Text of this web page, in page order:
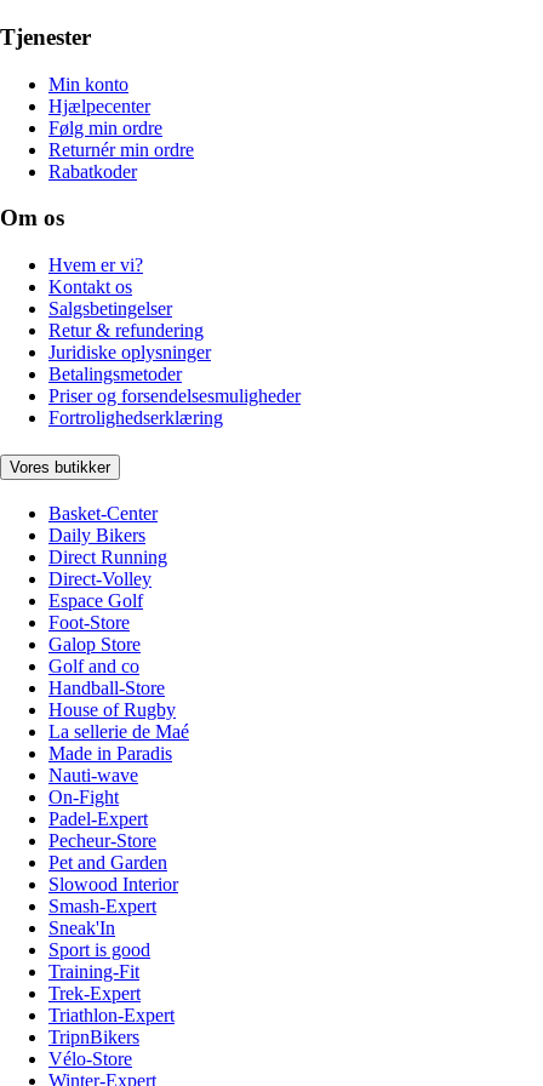
Tjenester
Min konto
Hjælpecenter
Følg min ordre
Returnér min ordre
Rabatkoder
Om os
Hvem er vi?
Kontakt os
Salgsbetingelser
Retur & refundering
Juridiske oplysninger
Betalingsmetoder
Priser og forsendelsesmuligheder
Fortrolighedserklæring
Vores butikker
Basket-Center
Daily Bikers
Direct Running
Direct-Volley
Espace Golf
Foot-Store
Galop Store
Golf and co
Handball-Store
House of Rugby
La sellerie de Maé
Made in Paradis
Nauti-wave
On-Fight
Padel-Expert
Pecheur-Store
Pet and Garden
Slowood Interior
Smash-Expert
Sneak'In
Sport is good
Training-Fit
Trek-Expert
Triathlon-Expert
TripnBikers
Vélo-Store
Winter-Expert